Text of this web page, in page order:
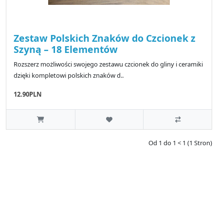
Zestaw Polskich Znaków do Czcionek z
Szyną – 18 Elementów
Rozszerz możliwości swojego zestawu czcionek do gliny i ceramiki
dzięki kompletowi polskich znaków d..
12.90PLN
Od 1 do 1 < 1 (1 Stron)